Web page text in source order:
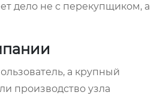
дело не с перекупщиком, а
а крупный
производство узла